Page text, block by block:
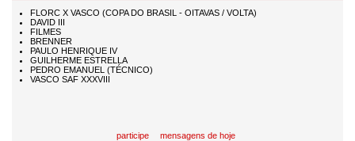
participe mensagens de hoje